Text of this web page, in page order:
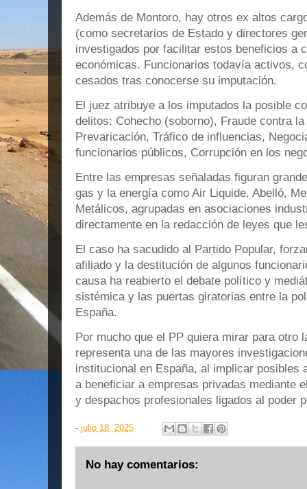
Además de Montoro, hay otros ex altos
(como secretarios de Estado y directores
investigados por facilitar estos beneficios a
económicas. Funcionarios todavía activos,
cesados tras conocerse su imputación.
El juez atribuye a los imputados la posible
delitos: Cohecho (soborno), Fraude contra
Prevaricación, Tráfico de influencias,
funcionarios públicos, Corrupción en los
Entre las empresas señaladas figuran
gas y la energía como Air Liquide, Abelló,
Metálicos, agrupadas en asociaciones
directamente en la redacción de leyes que
El caso ha sacudido al Partido Popular,
afiliado y la destitución de algunos
causa ha reabierto el debate político y
sistémica y las puertas giratorias entre la
España.
Por mucho que el PP quiera mirar para otro
representa una de las mayores
institucional en España, al implicar posibles
a beneficiar a empresas privadas mediante
y despachos profesionales ligados al poder
- julio 18, 2025
No hay comentarios: